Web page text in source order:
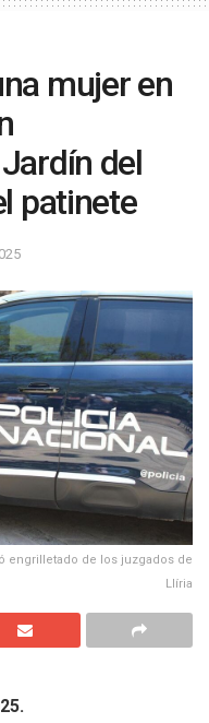
mujer en
del
patinete
engrilletado de los juzgados de
Llíria